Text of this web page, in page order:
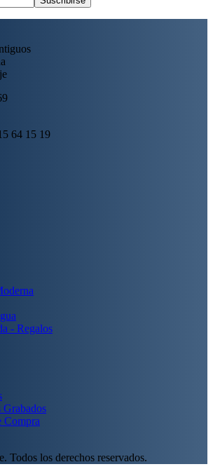
64 15 19
- Regalos
Grabados
Compra
Todos los derechos reservados.